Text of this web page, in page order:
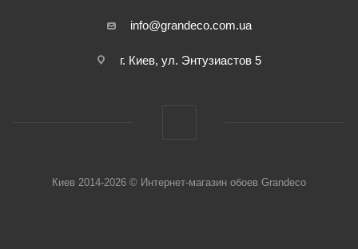
info@grandeco.com.ua
г. Киев, ул. Энтузиастов 5
Киев 2014-2026 © Интернет-магазин обоев Grandeco